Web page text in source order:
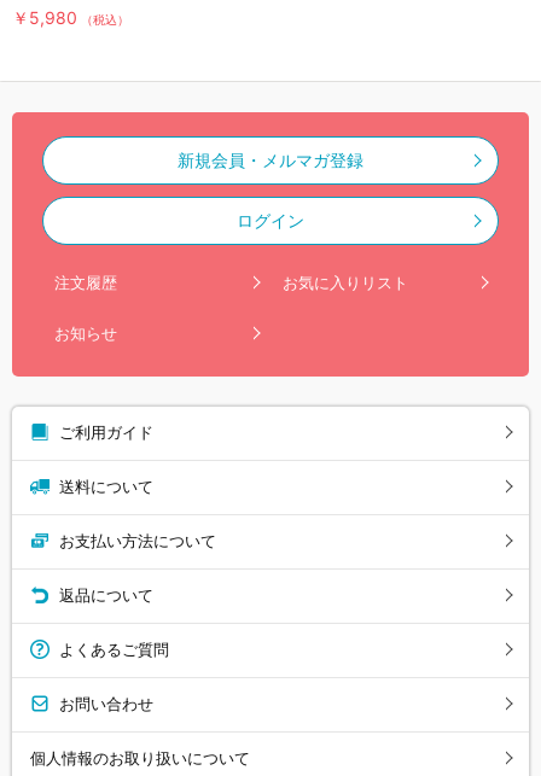
タオル
￥5,980 （税込）
新規会員・メルマガ登録
ログイン
注文履歴 お気に入りリスト
お知らせ
ご利用ガイド
送料について
お支払い方法について
返品について
よくあるご質問
お問い合わせ
個人情報のお取り扱いについて